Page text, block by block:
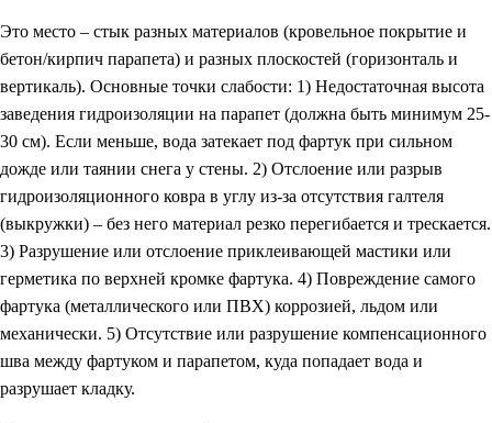
Это место – стык разных материалов (кровельное покрытие и
бетон/кирпич парапета) и разных плоскостей (горизонталь и
вертикаль). Основные точки слабости: 1) Недостаточная высота
заведения гидроизоляции на парапет (должна быть минимум 25-
30 см). Если меньше, вода затекает под фартук при сильном
дожде или таянии снега у стены. 2) Отслоение или разрыв
гидроизоляционного ковра в углу из-за отсутствия галтеля
(выкружки) – без него материал резко перегибается и трескается.
3) Разрушение или отслоение приклеивающей мастики или
герметика по верхней кромке фартука. 4) Повреждение самого
фартука (металлического или ПВХ) коррозией, льдом или
механически. 5) Отсутствие или разрушение компенсационного
шва между фартуком и парапетом, куда попадает вода и
разрушает кладку.